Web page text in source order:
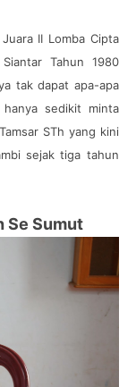
II Lomba Cipta
Tahun 1980
tak dapat apa-apa
sedikit minta
STh yang kini
sejak tiga tahun
Se Sumut